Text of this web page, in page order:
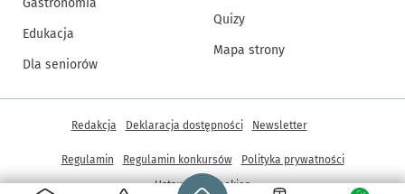
Strona główna - wroclaw.pl
Gastronomia
Edukacja
Dla seniorów
Quizy
Mapa strony
Inne informacje
Redakcja Deklaracja dostępności Newsletter
Regulamin Regulamin konkursów
Polityka prywatności
Ustawienia cookies